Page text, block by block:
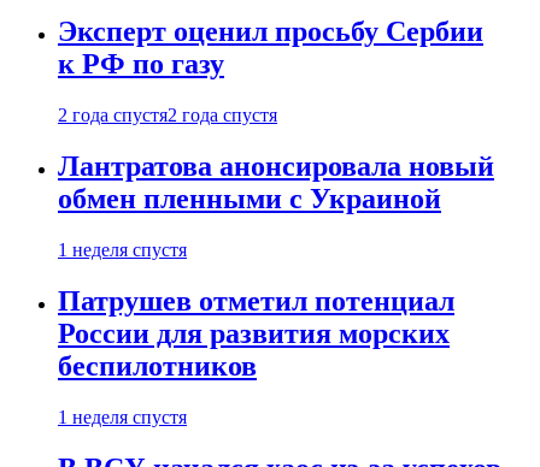
Эксперт оценил просьбу Сербии
к РФ по газу
2 года спустя2 года спустя
Лантратова анонсировала новый
обмен пленными с Украиной
1 неделя спустя
Патрушев отметил потенциал
России для развития морских
беспилотников
1 неделя спустя